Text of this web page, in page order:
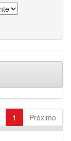
1 Próximo